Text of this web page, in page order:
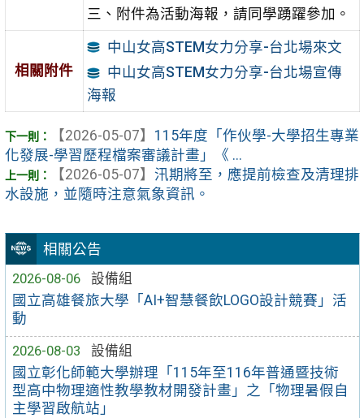
相關公告
2026-08-06
設備組
國立高雄餐旅大學「AI+智慧餐飲LOGO設計競賽」活
動
2026-08-03
設備組
國立彰化師範大學辦理「115年至116年普通暨技術
型高中物理適性教學教材開發計畫」之「物理暑假自
主學習啟航站」
三、附件為活動海報，請同學踴躍參加。
相關附件
中山女高STEM女力分享-台北場來文
中山女高STEM女力分享-台北場宣傳
海報
【2026-05-07】 115年度「作伙學-大學招生專業
化發展-學習歷程檔案審議計畫」《 ...
【2026-05-07】 汛期將至，應提前檢查及清理排
水設施，並隨時注意氣象資訊。